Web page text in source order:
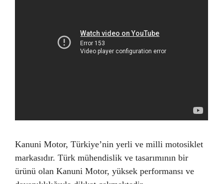
Kanuni Motor, Türkiye’nin yerli ve milli motosiklet
markasıdır. Türk mühendislik ve tasarımının bir
ürünü olan Kanuni Motor, yüksek performansı ve